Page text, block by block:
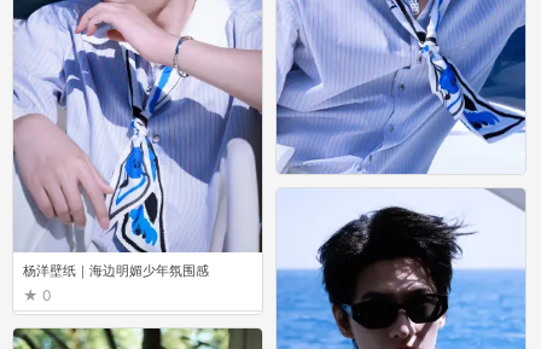
杨洋壁纸｜海边明媚少年氛围感
0
杨洋壁纸｜海边明媚少年氛围感